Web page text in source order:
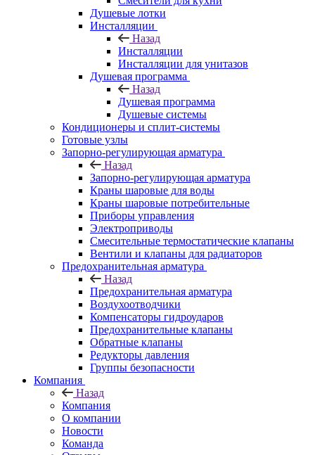
Душевые лотки
Инсталляции
Назад
Инсталляции
Инсталляции для унитазов
Душевая программа
Назад
Душевая программа
Душевые системы
Кондиционеры и сплит-системы
Готовые узлы
Запорно-регулирующая арматура
Назад
Запорно-регулирующая арматура
Краны шаровые для воды
Краны шаровые потребительные
Приборы управления
Электроприводы
Смесительные термостатические клапаны
Вентили и клапаны для радиаторов
Предохранительная арматура
Назад
Предохранительная арматура
Воздухоотводчики
Компенсаторы гидроударов
Предохранительные клапаны
Обратные клапаны
Редукторы давления
Группы безопасности
Компания
Назад
Компания
О компании
Новости
Команда